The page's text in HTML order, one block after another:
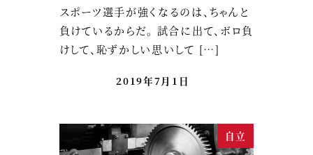
スポーツ選手が強くなるのは、ちゃんと
負けているからだ。 試合に出て、ボロ負
けして、恥ずかしい思いして […]
2019年7月1日
自立